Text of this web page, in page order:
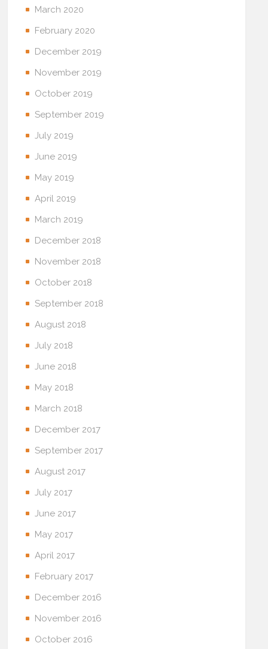
March 2020
February 2020
December 2019
November 2019
October 2019
September 2019
July 2019
June 2019
May 2019
April 2019
March 2019
December 2018
November 2018
October 2018
September 2018
August 2018
July 2018
June 2018
May 2018
March 2018
December 2017
September 2017
August 2017
July 2017
June 2017
May 2017
April 2017
February 2017
December 2016
November 2016
October 2016